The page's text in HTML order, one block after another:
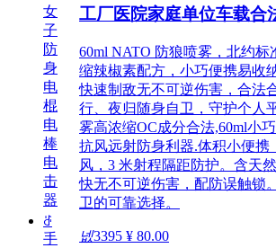
工厂医院家庭单位车载合
60ml NATO 防狼喷雾，北约标
缩辣椒素配方，小巧便携易收
快速制敌无不可逆伤害，合法
行、夜归随身自卫，守护个人
雾高浓缩OC成分合法,60ml小
抗风远射防身利器.体积小便携
风，3 米射程隔距防护。含天
快无不可逆伤害，配防误触锁
卫的可靠选择。
넶3395 ¥ 80.00
女
子
防
身
电
棍
电
棒
电
击
器
ꁕ
手